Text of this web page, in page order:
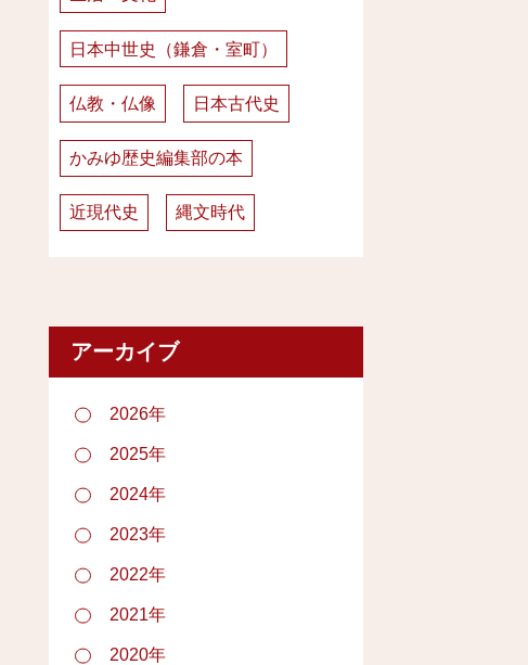
日本中世史（鎌倉・室町）
仏教・仏像 日本古代史
かみゆ歴史編集部の本
近現代史 縄文時代
アーカイブ
2026年
2025年
2024年
2023年
2022年
2021年
2020年